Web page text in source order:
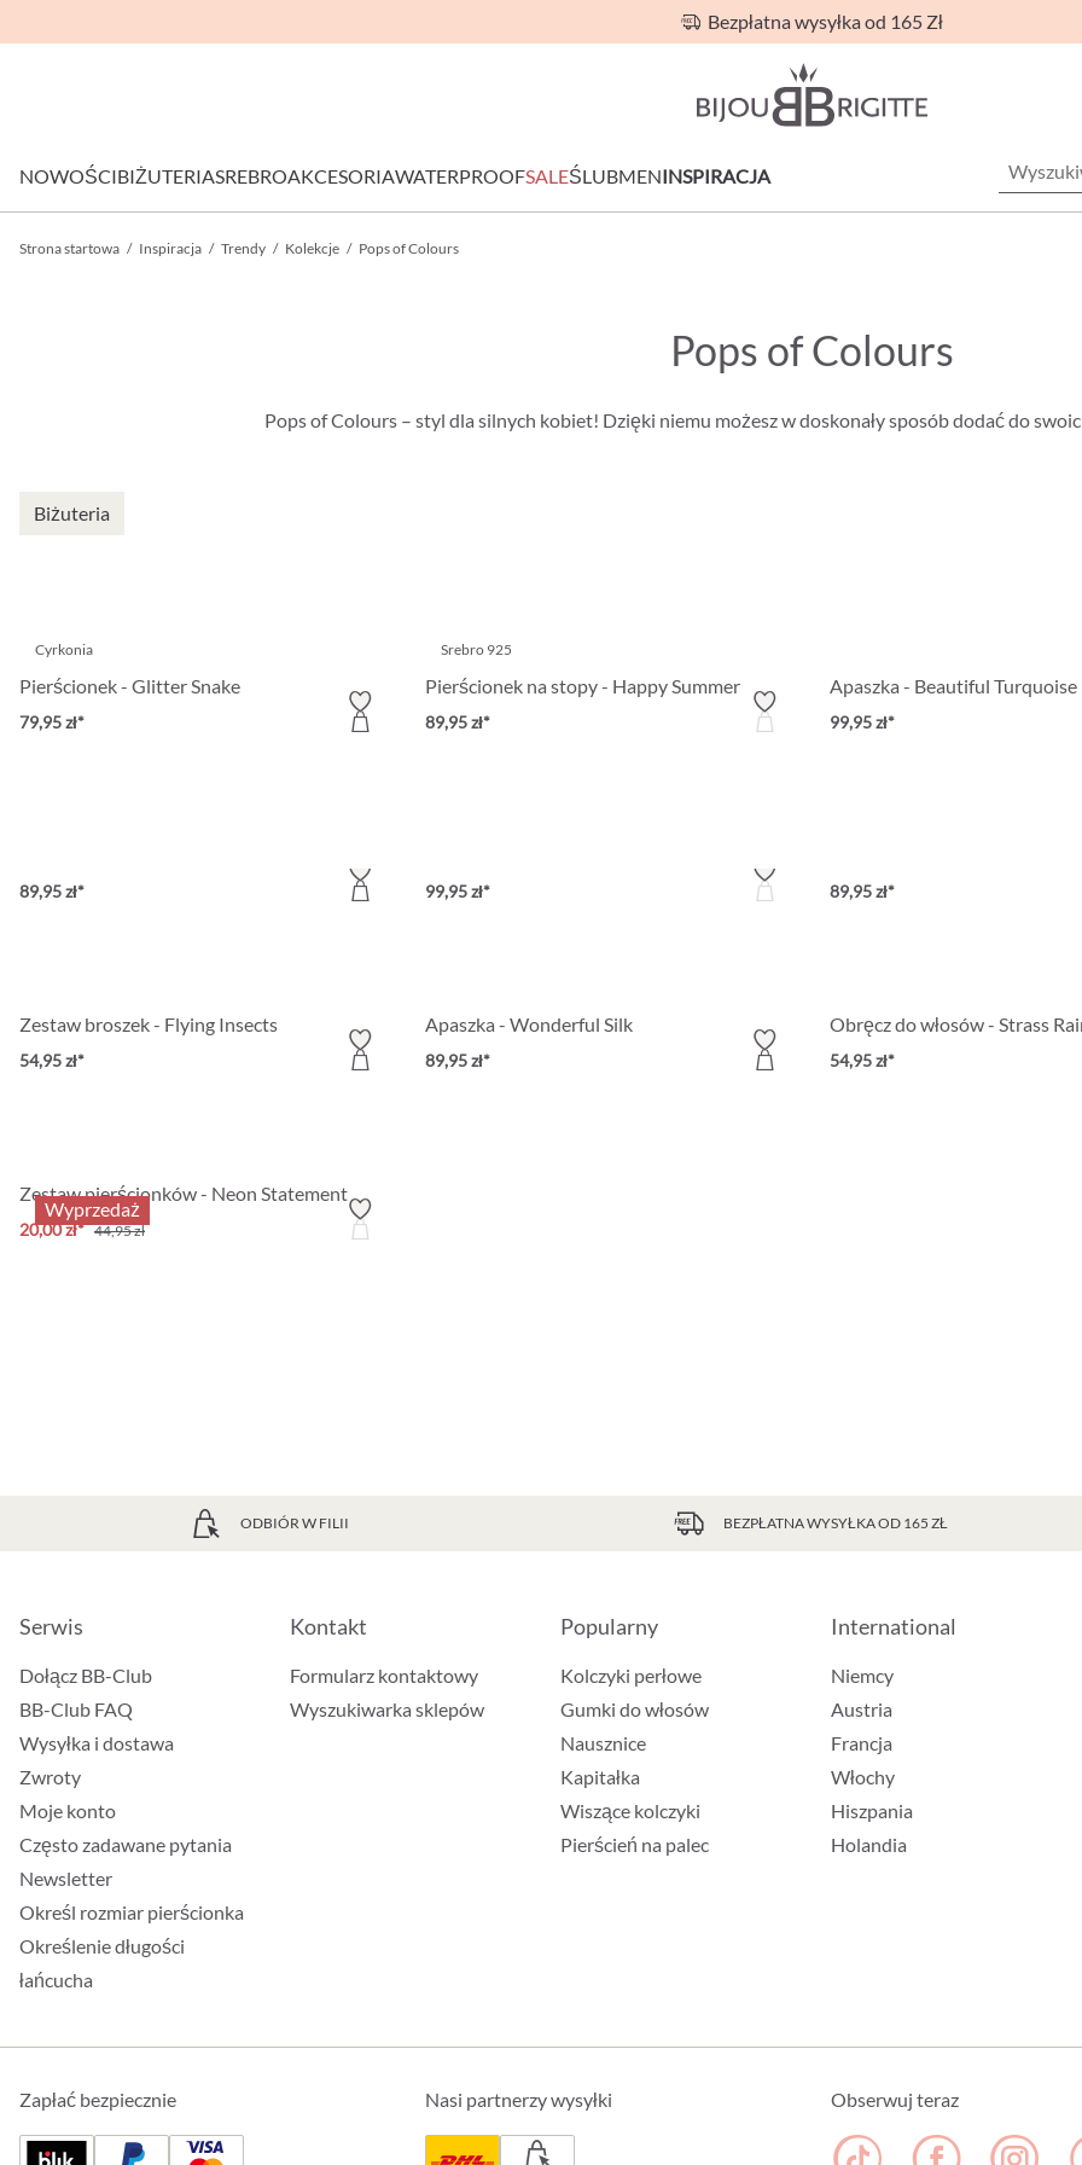
Bezpłatna wysyłka od 165 Zł
NOWOŚCIBIŻUTERIASREBROAKCESORIAWATERPROOFSALEŚLUBMENINSPIRACJA
Strona startowa / Inspiracja / Trendy / Kolekcje / Pops of Colours
Pops of Colours
Pops of Colours – styl dla silnych kobiet! Dzięki niemu możesz w doskonały sposób dodać do
Biżuteria
Cyrkonia
Pierścionek - Glitter Snake
79,95 zł*
Srebro 925
Pierścionek na stopy - Happy Summer
89,95 zł*
Apaszka - Beautiful Turquoise
99,95 zł*
89,95 zł* 99,95 zł* 89,95 zł*
Zestaw broszek - Flying Insects
54,95 zł*
Apaszka - Wonderful Silk
89,95 zł*
Obręcz do włosów - Strass
54,95 zł*
Wyprzedaż
Zestaw pierścionków - Neon Statement
20,00 zł* 44,95 zł
ODBIÓR W FILII BEZPŁATNA WYSYŁKA OD 165 ZŁ
Serwis
Dołącz BB-Club
BB-Club FAQ
Wysyłka i dostawa
Zwroty
Moje konto
Często zadawane pytania
Newsletter
Określ rozmiar pierścionka
Określenie długości
łańcucha
Kontakt
Formularz kontaktowy
Wyszukiwarka sklepów
Popularny
Kolczyki perłowe
Gumki do włosów
Nausznice
Kapitałka
Wiszące kolczyki
Pierścień na palec
International
Niemcy
Austria
Francja
Włochy
Hiszpania
Holandia
Zapłać bezpiecznie Nasi partnerzy wysyłki Obserwuj teraz